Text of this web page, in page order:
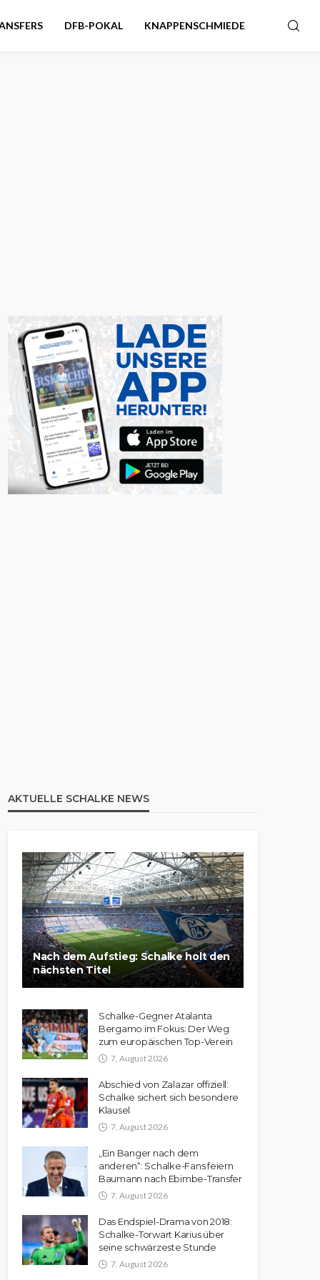
DFB-POKAL KNAPPENSCHMIEDE
AKTUELLE SCHALKE NEWS
Nach dem Aufstieg: Schalke holt den
nächsten Titel
Schalke-Gegner Atalanta
Bergamo im Fokus: Der Weg
zum europäischen Top-Verein
7. August 2026
Abschied von Zalazar offiziell:
Schalke sichert sich besondere
Klausel
7. August 2026
„Ein Banger nach dem
anderen“: Schalke-Fans feiern
Baumann nach Ebimbe-Transfer
7. August 2026
Das Endspiel-Drama von 2018:
Schalke-Torwart Karius über
seine schwärzeste Stunde
7. August 2026